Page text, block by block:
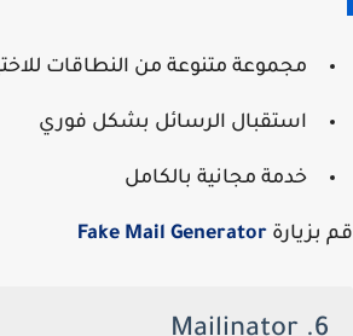
مجموعة متنوعة من النطاقات
استقبال الرسائل بشكل فوري
خدمة مجانية بالكامل
قم بزيارة